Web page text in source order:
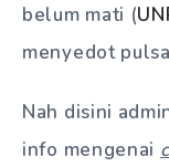
belum mati (
menyedot
Nah disini
info mengenai